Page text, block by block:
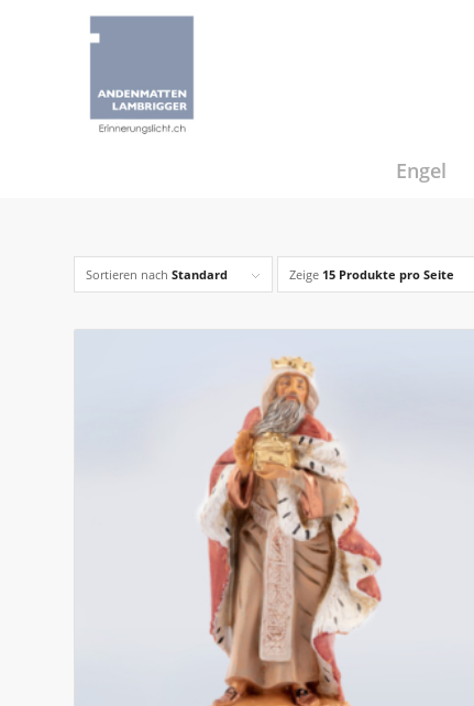
Engel
Sortieren nach Standard Zeige 15 Produkte pro Seite